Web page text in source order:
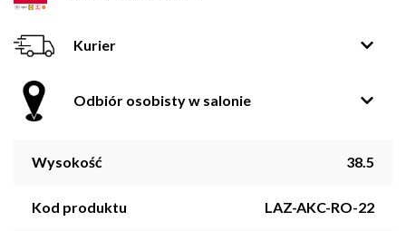
Kurier
Odbiór osobisty w salonie
Wysokość 38.5
Kod produktu LAZ-AKC-RO-22